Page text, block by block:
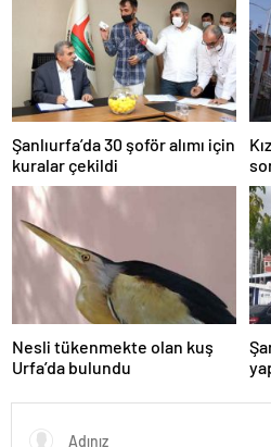
Şanlıurfa’da 30 şoför alımı için
kuralar çekildi
Nesli tükenmekte olan kuş
Urfa’da bulundu